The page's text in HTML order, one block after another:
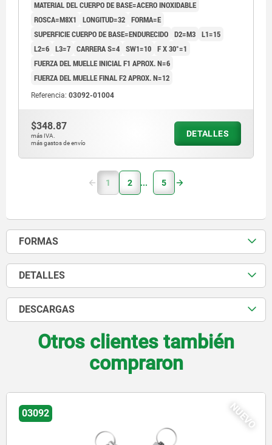
MATERIAL DEL CUERPO DE BASE=ACERO INOXIDABLE
ROSCA=M8X1
LONGITUD=32 FORMA=E
SUPERFICIE CUERPO DE BASE=ENDURECIDO D2=M3 L1=15
L2=6 L3=7 CARRERA S=4 SW1=10 F X 30°=1
FUERZA DEL MUELLE INICIAL F1 APROX. N=6
FUERZA DEL MUELLE FINAL F2 APROX. N=12
Referencia: 03092-01004
$348.87
más IVA.
más gastos de envío
DETALLES
1 2 5
FORMAS
DETALLES
DESCARGAS
Otros clientes también
compraron
NUEVO
03092